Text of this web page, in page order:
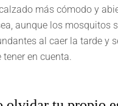
más cómodo y
aunque los mosquitos
al caer la tarde y
tener en cuenta.